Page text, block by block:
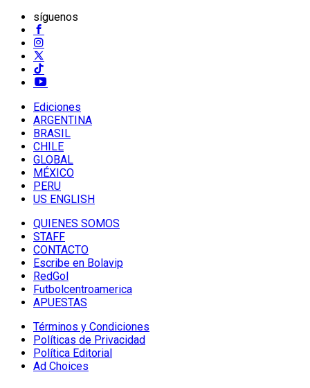
síguenos
Ediciones
ARGENTINA
BRASIL
CHILE
GLOBAL
MÉXICO
PERU
US ENGLISH
QUIENES SOMOS
STAFF
CONTACTO
Escribe en Bolavip
RedGol
Futbolcentroamerica
APUESTAS
Términos y Condiciones
Políticas de Privacidad
Política Editorial
Ad Choices